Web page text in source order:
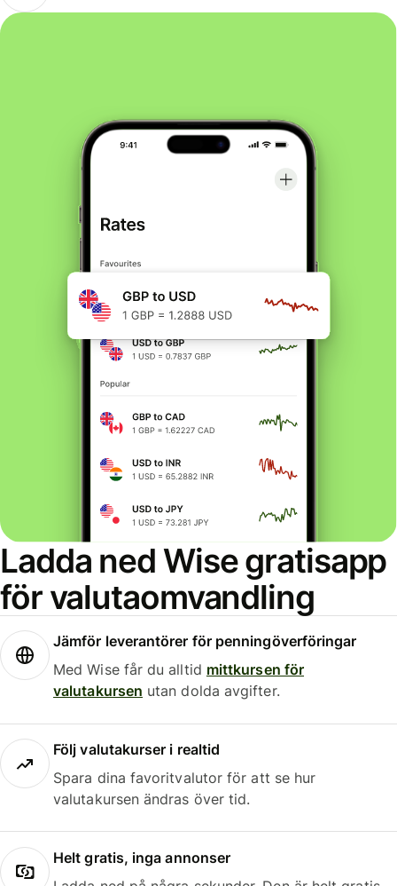
Ladda ned Wise gratisapp
för valutaomvandling
Jämför leverantörer för penningöverföringar
Med Wise får du alltid mittkursen för
valutakursen utan dolda avgifter.
Följ valutakurser i realtid
Spara dina favoritvalutor för att se hur
valutakursen ändras över tid.
Helt gratis, inga annonser